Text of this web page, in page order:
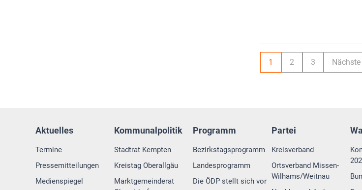
1 2 3 Nächste
Aktuelles
Termine
Pressemitteilungen
Medienspiegel
Kommunalpolitik
Stadtrat Kempten
Kreistag Oberallgäu
Marktgemeinderat
Programm
Bezirkstagsprogramm
Landesprogramm
Die ÖDP stellt sich vor
Partei
Kreisverband
Ortsverband Missen-
Wilhams/Weitnau